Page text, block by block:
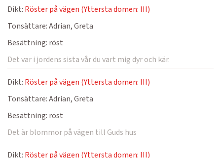
Dikt: Röster på vägen (Yttersta domen: III)
Tonsättare:Adrian, Greta
Besättning: röst
Det var i jordens sista vår du vart mig dyr och kär.
Dikt: Röster på vägen (Yttersta domen: III)
Tonsättare:Adrian, Greta
Besättning: röst
Det är blommor på vägen till Guds hus
Dikt: Röster på vägen (Yttersta domen: III)